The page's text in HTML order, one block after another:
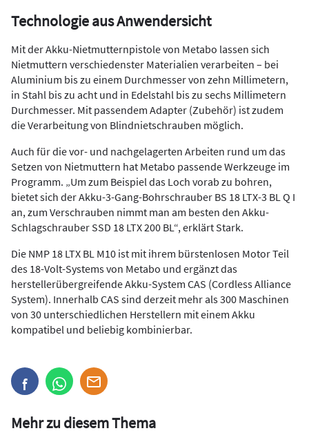
Technologie aus Anwendersicht
Mit der Akku-Nietmutternpistole von Metabo lassen sich
Nietmuttern verschiedenster Materialien verarbeiten – bei
Aluminium bis zu einem Durchmesser von zehn Millimetern,
in Stahl bis zu acht und in Edelstahl bis zu sechs Millimetern
Durchmesser. Mit passendem Adapter (Zubehör) ist zudem
die Verarbeitung von Blindnietschrauben möglich.
Auch für die vor- und nachgelagerten Arbeiten rund um das
Setzen von Nietmuttern hat Metabo passende Werkzeuge im
Programm. „Um zum Beispiel das Loch vorab zu bohren,
bietet sich der Akku-3-Gang-Bohrschrauber BS 18 LTX-3 BL Q I
an, zum Verschrauben nimmt man am besten den Akku-
Schlagschrauber SSD 18 LTX 200 BL“, erklärt Stark.
Die NMP 18 LTX BL M10 ist mit ihrem bürstenlosen Motor Teil
des 18-Volt-Systems von Metabo und ergänzt das
herstellerübergreifende Akku-System CAS (Cordless Alliance
System). Innerhalb CAS sind derzeit mehr als 300 Maschinen
von 30 unterschiedlichen Herstellern mit einem Akku
kompatibel und beliebig kombinierbar.
Mehr zu diesem Thema